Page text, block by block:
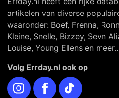
artikelen van diverse
waaronder: Boef, Frenna,
Kleine, Snelle, Bizzey, Sevn
Louise, Young Ellens en
Volg Errday.nl ook op
InstagramFacebookTikTok